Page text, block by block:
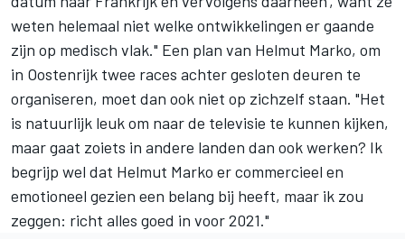
weten helemaal niet welke ontwikkelingen er gaande
zijn op medisch vlak." Een plan van Helmut Marko, om
in Oostenrijk twee races achter gesloten deuren te
organiseren, moet dan ook niet op zichzelf staan. "Het
is natuurlijk leuk om naar de televisie te kunnen kijken,
maar gaat zoiets in andere landen dan ook werken? Ik
begrijp wel dat Helmut Marko er commercieel en
emotioneel gezien een belang bij heeft, maar ik zou
zeggen: richt alles goed in voor 2021."